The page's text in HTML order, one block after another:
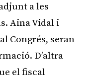
a les
Aina Vidal i
Congrés, seran
D’altra
el fiscal